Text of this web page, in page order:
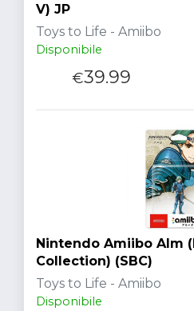
V) JP
Toys to Life - Amiibo
Disponibile
€39.99
Nintendo Amiibo Alm
Collection) (SBC)
Toys to Life - Amiibo
Disponibile